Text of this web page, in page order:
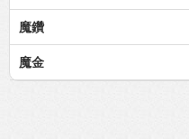
魔鑽
魔金